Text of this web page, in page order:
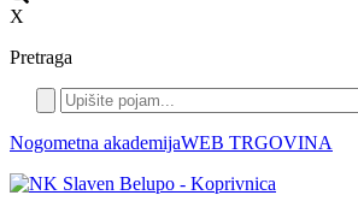
X
Pretraga
Nogometna akademijaWEB TRGOVINA